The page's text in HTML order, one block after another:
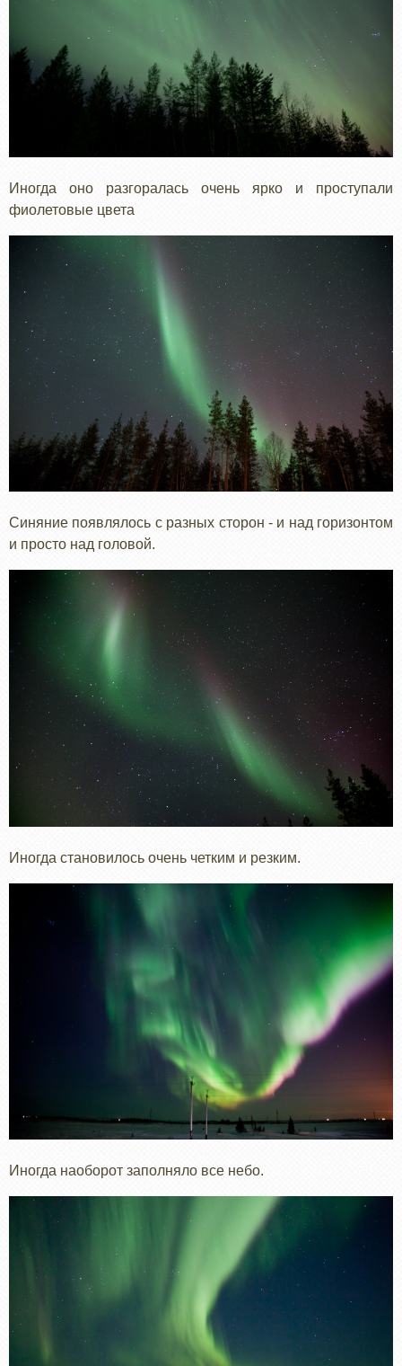
Иногда оно разгоралась очень ярко и проступали
фиолетовые цвета
Синяние появлялось с разных сторон - и над горизонтом
и просто над головой.
Иногда становилось очень четким и резким.
Иногда наоборот заполняло все небо.